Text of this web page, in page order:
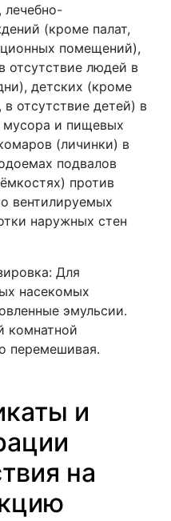
лечебно-
(кроме палат,
помещений),
отсутствие людей в
детских (кроме
отсутствие детей) в
мусора и пищевых
(личинки) в
подвалов
против
вентилируемых
наружных стен
Для
насекомых
эмульсии.
комнатной
перемешивая.
и
на